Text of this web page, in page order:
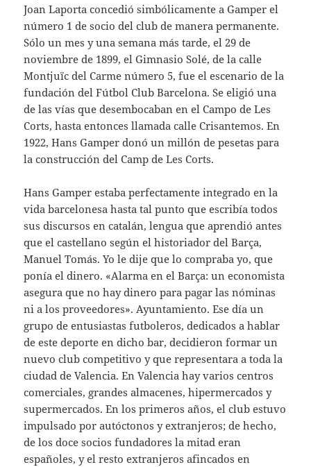
Joan Laporta concedió simbólicamente a Gamper el
número 1 de socio del club de manera permanente.
Sólo un mes y una semana más tarde, el 29 de
noviembre de 1899, el Gimnasio Solé, de la calle
Montjuïc del Carme número 5, fue el escenario de la
fundación del Fútbol Club Barcelona. Se eligió una
de las vías que desembocaban en el Campo de Les
Corts, hasta entonces llamada calle Crisantemos. En
1922, Hans Gamper donó un millón de pesetas para
la construcción del Camp de Les Corts.
Hans Gamper estaba perfectamente integrado en la
vida barcelonesa hasta tal punto que escribía todos
sus discursos en catalán, lengua que aprendió antes
que el castellano según el historiador del Barça,
Manuel Tomás. Yo le dije que lo compraba yo, que
ponía el dinero. «Alarma en el Barça: un economista
asegura que no hay dinero para pagar las nóminas
ni a los proveedores». Ayuntamiento. Ese día un
grupo de entusiastas futboleros, dedicados a hablar
de este deporte en dicho bar, decidieron formar un
nuevo club competitivo y que representara a toda la
ciudad de Valencia. En Valencia hay varios centros
comerciales, grandes almacenes, hipermercados y
supermercados. En los primeros años, el club estuvo
impulsado por autóctonos y extranjeros; de hecho,
de los doce socios fundadores la mitad eran
españoles, y el resto extranjeros afincados en